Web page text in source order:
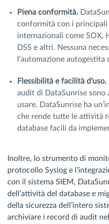
Piena conformità.
conformità con i
internazionali come SOX,
DSS e altri. Nessuna
l’automazione
Flessibilità e facilità d’uso.
audit di DataSunrise sono
usare. DataSunrise ha
che rende tutte le attività
database facili da
Inoltre, lo strumento di
protocollo Syslog e
con il sistema SIEM,
dell’attività del database e
della sicurezza dell’intero
archiviare i record di audit